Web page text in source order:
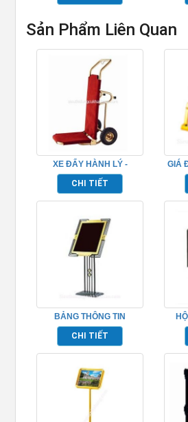
Sản Phẩm Liên Quan
XE ĐẨY HÀNH LÝ -
TP692056
CHI TIẾT
GIÁ
BẢNG THÔNG TIN
TP692009
CHI TIẾT